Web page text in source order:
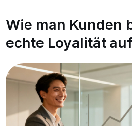
Wie man Kunden
echte Loyalität